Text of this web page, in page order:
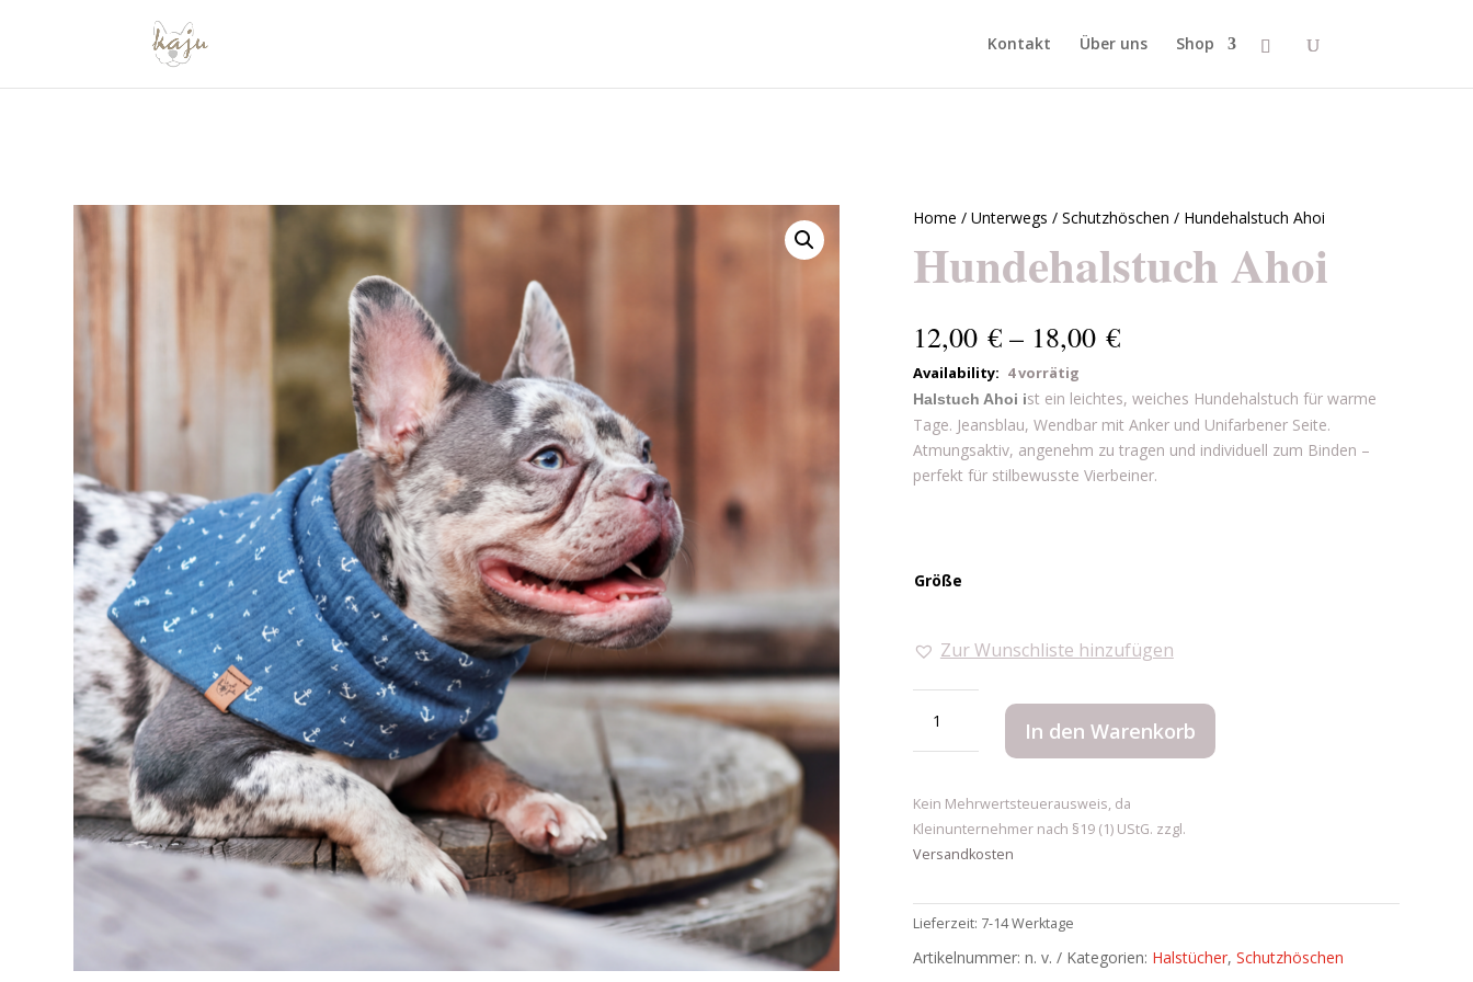
Kontakt Über uns Shop
Home / Unterwegs / Schutzhöschen / Hundehalstuch Ahoi
Hundehalstuch Ahoi
12,00 €– 18,00 €
4 vorrätig
Halstuch Ahoi ist ein leichtes, weiches Hundehalstuch für warme
Tage. Jeansblau, Wendbar mit Anker und Unifarbener Seite.
Atmungsaktiv, angenehm zu tragen und individuell zum Binden –
perfekt für stilbewusste Vierbeiner.
Größe
Zur Wunschliste hinzufügen
Hundehalstuch
Ahoi
Menge
In den Warenkorb
Kein Mehrwertsteuerausweis, da
Kleinunternehmer nach §19 (1) UStG. zzgl.
Versandkosten
Lieferzeit: 7-14 Werktage
Artikelnummer: n. v. Kategorien: Halstücher, Schutzhöschen